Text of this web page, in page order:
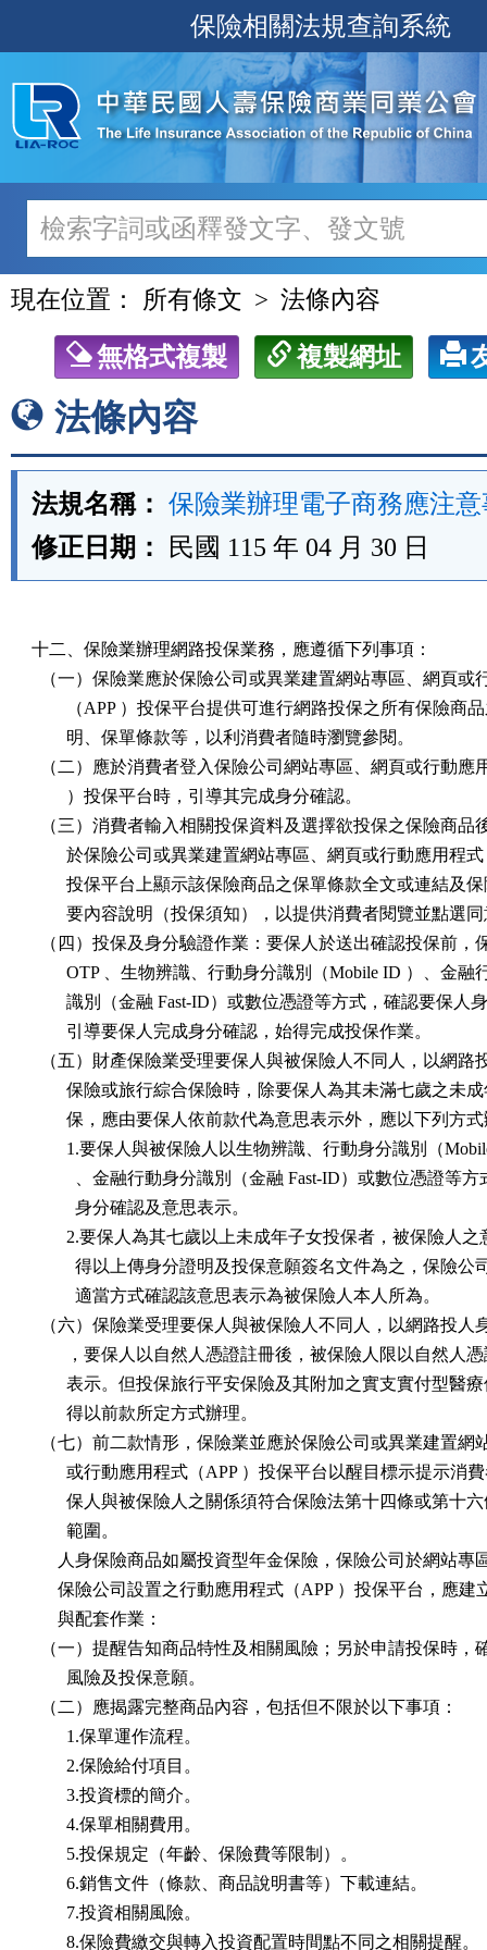
至
主
內
容
保險相關法規查詢系統
現在位置： 所有條文 法條內容
無格式複製 複製網址
法條內容
法規名稱： 保險業辦理電子商務應注
修正日期：
民國 115 年 04 月 30 日
十二、保險業辦理網路投保業務，應遵循下列事項：
（一）保險業應於保險公司或異業建置網站專區、網頁或
（APP ）投保平台提供可進行網路投保之所有保險商
        明、保單條款等，以利消費者隨時瀏覽參閱。
（二）應於消費者登入保險公司網站專區、網頁或行動應
        ）投保平台時，引導其完成身分確認。
（三）消費者輸入相關投保資料及選擇欲投保之保險商品
於保險公司或異業建置網站專區、網頁或行動應用程
投保平台上顯示該保險商品之保單條款全文或連結及
要內容說明（投保須知），以提供消費者閱覽並點選
（四）投保及身分驗證作業：要保人於送出確認投保前，
OTP 、生物辨識、行動身分識別（Mobile ID ）、金融
識別（金融 Fast-ID）或數位憑證等方式，確認要保人
        引導要保人完成身分確認，始得完成投保作業。
（五）財產保險業受理要保人與被保險人不同人，以網路
保險或旅行綜合保險時，除要保人為其未滿七歲之未
保，應由要保人依前款代為意思表示外，應以下列方
1.要保人與被保險人以生物辨識、行動身分識別（
、金融行動身分識別（金融 Fast-ID）或數位憑證等
          身分確認及意思表示。
2.要保人為其七歲以上未成年子女投保者，被保險人
得以上傳身分證明及投保意願簽名文件為之，保險公
          適當方式確認該意思表示為被保險人本人所為。
（六）保險業受理要保人與被保險人不同人，以網路投人
，要保人以自然人憑證註冊後，被保險人限以自然人
表示。但投保旅行平安保險及其附加之實支實付型醫
        得以前款所定方式辦理。
（七）前二款情形，保險業並應於保險公司或異業建置網
或行動應用程式（APP ）投保平台以醒目標示提示消
保人與被保險人之關係須符合保險法第十四條或第十
        範圍。
人身保險商品如屬投資型年金保險，保險公司於網站專
保險公司設置之行動應用程式（APP ）投保平台，應建
      與配套作業：
（一）提醒告知商品特性及相關風險；另於申請投保時，
        風險及投保意願。
  （二）應揭露完整商品內容，包括但不限於以下事項：
        1.保單運作流程。
        2.保險給付項目。
        3.投資標的簡介。
        4.保單相關費用。
        5.投保規定（年齡、保險費等限制）。
        6.銷售文件（條款、商品說明書等）下載連結。
        7.投資相關風險。
        8.保險費繳交與轉入投資配置時間點不同之相關提醒。